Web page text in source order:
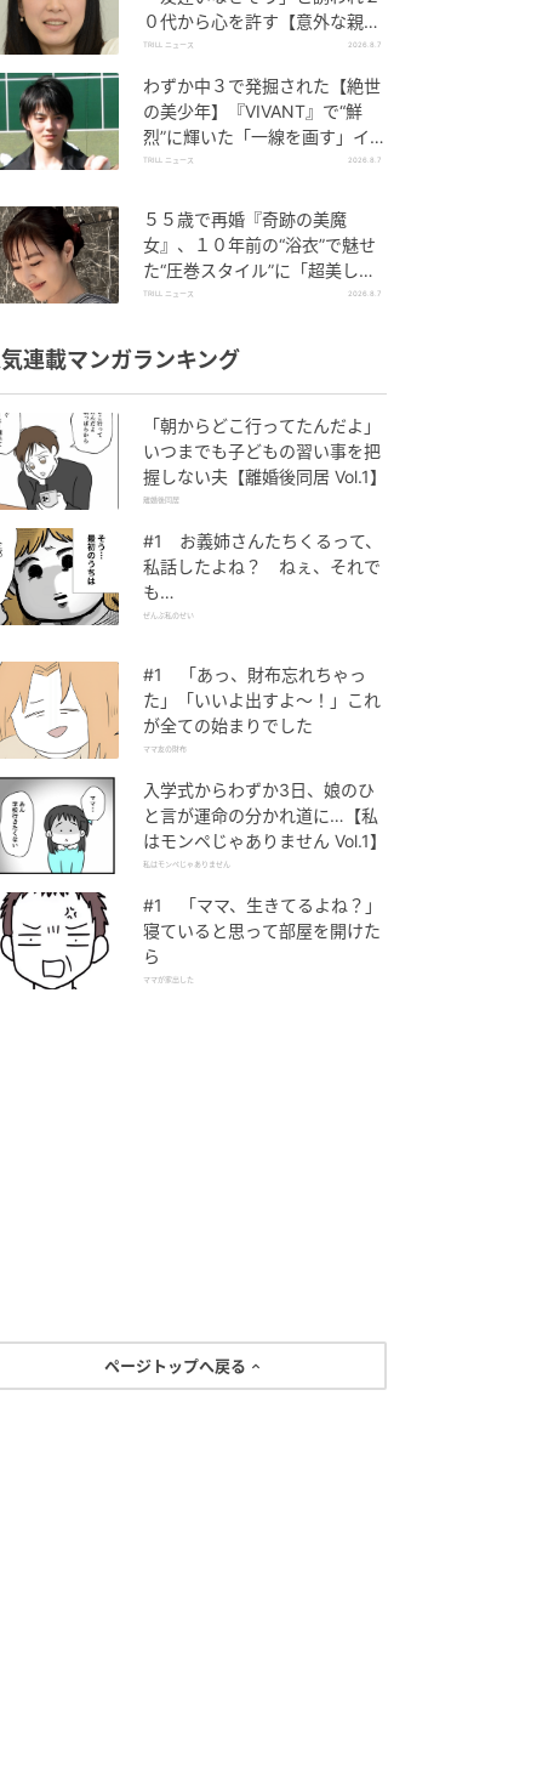
０代から心を許す【意外な親友
芸人】とは？
TRILL ニュース 2026.8.7
わずか中３で発掘された【絶世
の美少年】『VIVANT』で“鮮
烈”に輝いた「一線を画す」イケ
メン俳優
TRILL ニュース 2026.8.7
５５歳で再婚『奇跡の美魔
女』、１０年前の“浴衣”で魅せ
た“圧巻スタイル”に「超美し
い」「うっとり」
TRILL ニュース 2026.8.7
連載マンガランキング
「朝からどこ行ってたんだよ」
いつまでも子どもの習い事を把
握しない夫【離婚後同居 Vol.1】
離婚後同居
#1 お義姉さんたちくるって、
私話したよね？ ねぇ、それで
も…
ぜんぶ私のせい
#1 「あっ、財布忘れちゃっ
た」「いいよ出すよ〜！」これ
が全ての始まりでした
ママ友の財布
入学式からわずか3日、娘のひ
と言が運命の分かれ道に…【私
はモンペじゃありません Vol.1】
私はモンペじゃありません
#1 「ママ、生きてるよね？」
寝ていると思って部屋を開けた
ら
ママが家出した
ページトップへ戻る